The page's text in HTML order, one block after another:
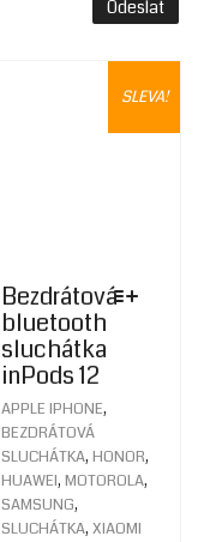
SLEVA!
Bezdrátová
bluetooth
sluchátka
inPods 12
APPLE IPHONE,
BEZDRÁTOVÁ
SLUCHÁTKA, HONOR,
HUAWEI, MOTOROLA,
SAMSUNG,
SLUCHÁTKA, XIAOMI